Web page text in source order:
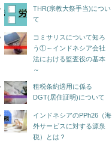
THR(宗教大祭手当)につい
て
コミサリスについて知ろ
う①～インドネシア会社
法における監査役の基本
～
租税条約適用に係る
DGT(居住証明)について
インドネシアのPPh26（海
外サービスに対する源泉
税）とは？